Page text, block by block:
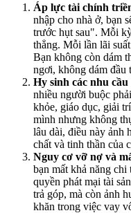
Áp lực tài chính
nhập cho nhà ở, bạn
trước hụt sau". Mỗi
thẳng. Mỗi lần lãi
Bạn không còn dám
ngơi, không dám đầu
Hy sinh các nhu
nhiều người buộc
khỏe, giáo dục, giải
mình nhưng không
lâu dài, điều này ảnh
chất và tinh thần của
Nguy cơ vỡ nợ và
bạn mất khả năng
quyền phát mại tài
trả góp, mà còn ảnh
khăn trong việc vay